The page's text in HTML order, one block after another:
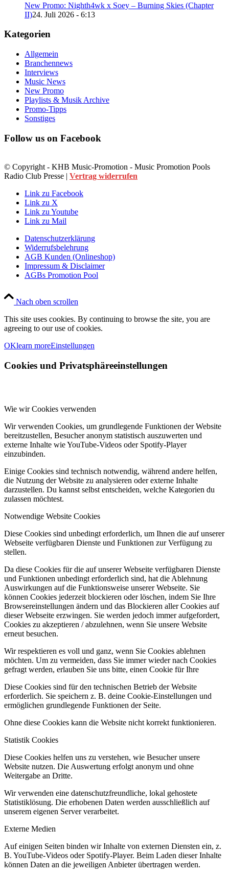
New Promo: Nighth4wk x Soey – Burning Skies (Chapter
II)24. Juli 2026 - 6:13
Kategorien
Allgemein
Branchennews
Interviews
Music News
New Promo
Playlists & Musik Archive
Promo-Tipps
Sonstiges
Follow us on Facebook
© Copyright - KHB Music-Promotion - Music Promotion Pools
Radio Club Presse | Vertrag widerrufen
Link zu Facebook
Link zu X
Link zu Youtube
Link zu Mail
Datenschutzerklärung
Widerrufsbelehrung
AGB Kunden (Onlineshop)
Impressum & Disclaimer
AGBs Promotion Pool
Nach oben scrollen
This site uses cookies. By continuing to browse the site, you are
agreeing to our use of cookies.
OKlearn moreEinstellungen
Cookies und Privatsphäreeinstellungen
Wie wir Cookies verwenden
Wir verwenden Cookies, um grundlegende Funktionen der Website
bereitzustellen, Besucher anonym statistisch auszuwerten und
externe Inhalte wie YouTube-Videos oder Spotify-Player
einzubinden.
Einige Cookies sind technisch notwendig, während andere helfen,
die Nutzung der Website zu analysieren oder externe Inhalte
darzustellen. Du kannst selbst entscheiden, welche Kategorien du
zulassen möchtest.
Notwendige Website Cookies
Diese Cookies sind unbedingt erforderlich, um Ihnen die auf unserer
Webseite verfügbaren Dienste und Funktionen zur Verfügung zu
stellen.
Da diese Cookies für die auf unserer Webseite verfügbaren Dienste
und Funktionen unbedingt erforderlich sind, hat die Ablehnung
Auswirkungen auf die Funktionsweise unserer Webseite. Sie
können Cookies jederzeit blockieren oder löschen, indem Sie Ihre
Browsereinstellungen ändern und das Blockieren aller Cookies auf
dieser Webseite erzwingen. Sie werden jedoch immer aufgefordert,
Cookies zu akzeptieren / abzulehnen, wenn Sie unsere Website
erneut besuchen.
Wir respektieren es voll und ganz, wenn Sie Cookies ablehnen
möchten. Um zu vermeiden, dass Sie immer wieder nach Cookies
gefragt werden, erlauben Sie uns bitte, einen Cookie für Ihre
Diese Cookies sind für den technischen Betrieb der Website
erforderlich. Sie speichern z. B. deine Cookie-Einstellungen und
ermöglichen grundlegende Funktionen der Seite.
Ohne diese Cookies kann die Website nicht korrekt funktionieren.
Statistik Cookies
Diese Cookies helfen uns zu verstehen, wie Besucher unsere
Website nutzen. Die Auswertung erfolgt anonym und ohne
Weitergabe an Dritte.
Wir verwenden eine datenschutzfreundliche, lokal gehostete
Statistiklösung. Die erhobenen Daten werden ausschließlich auf
unserem eigenen Server verarbeitet.
Externe Medien
Auf einigen Seiten binden wir Inhalte von externen Diensten ein, z.
B. YouTube-Videos oder Spotify-Player. Beim Laden dieser Inhalte
können Daten an die jeweiligen Anbieter übertragen werden.